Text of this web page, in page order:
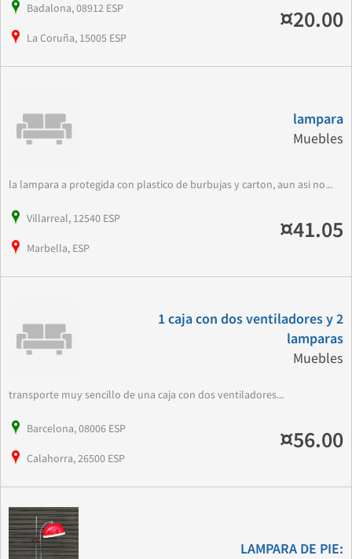
Badalona, 08912 ESP
La Coruña, 15005 ESP
¤20.00
lampara
Muebles
la lampara a protegida con plastico de burbujas y carton, aun asi no...
Villarreal, 12540 ESP
Marbella, ESP
¤41.05
1 caja con dos ventiladores y 2
lamparas
Muebles
transporte muy sencillo de una caja con dos ventiladores...
Barcelona, 08006 ESP
Calahorra, 26500 ESP
¤56.00
LAMPARA DE PIE: